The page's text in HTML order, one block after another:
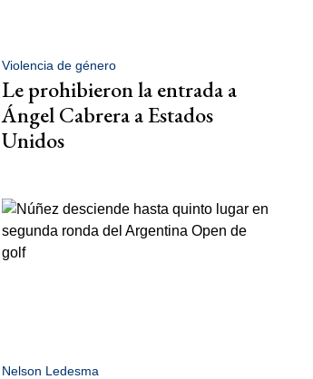
Violencia de género
Le prohibieron la entrada a
Ángel Cabrera a Estados
Unidos
Nelson Ledesma